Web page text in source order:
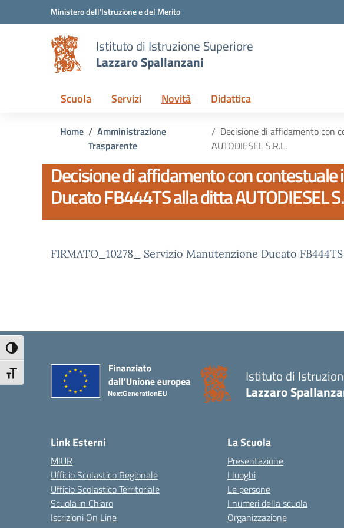
Attiva/disattiva alto contrasto
Attiva/disattiva dimensione testo
Vai ai contenuti
Vai al menu di navigazioneMinistero dell'Istruzione e del Merito
Istituto di Istruzione Superiore
Lazzaro Spallanzani
Scuola Servizi Novità Didattica
Home
Amministrazione
Trasparente
Decisione di affidamento con
AUTODIESEL S.R.L.
Decisione di affidamento con
Ducato FB444TS alla ditta AUTODIESEL
FIRMATO_10278_ Servizio Manutenzione Ducato
Istituto di
Lazzaro
Link Esterni
MIUR
Ufficio Scolastico Regionale
Ufficio Scolastico Territoriale
Scuola in Chiaro
Iscrizioni On Line
La Scuola
Presentazione
I luoghi
Le persone
I numeri della scuola
Organizzazione